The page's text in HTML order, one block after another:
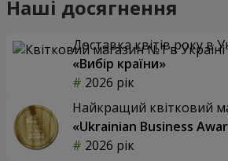
Наші досягнення
Доставка квітів року в
«Вибір країни»
2026 рік
Найкращий квітковий
«Ukrainian Business
2026 рік